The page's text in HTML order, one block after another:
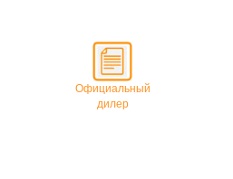
Официальный
дилер